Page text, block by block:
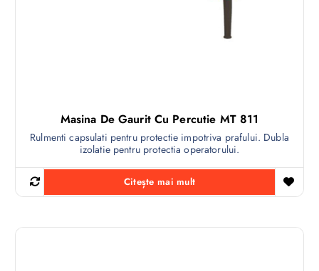
Masina De Gaurit Cu Percutie MT 811
Rulmenti capsulati pentru protectie impotriva prafului. Dubla
izolatie pentru protectia operatorului.
Citește mai mult